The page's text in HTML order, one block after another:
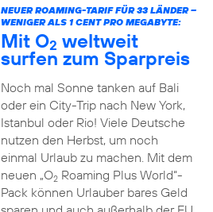
NEUER ROAMING-TARIF FÜR 33 LÄNDER –
WENIGER ALS 1 CENT PRO MEGABYTE:
Mit O2 weltweit
surfen zum Sparpreis
Noch mal Sonne tanken auf Bali
oder ein City-Trip nach New York,
Istanbul oder Rio! Viele Deutsche
nutzen den Herbst, um noch
einmal Urlaub zu machen. Mit dem
neuen „O2Roaming Plus World“-
Pack können Urlauber bares Geld